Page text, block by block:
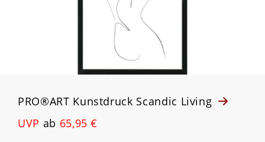
PRO®ART Kunstdruck Scandic Living
UVP ab 65,95 €